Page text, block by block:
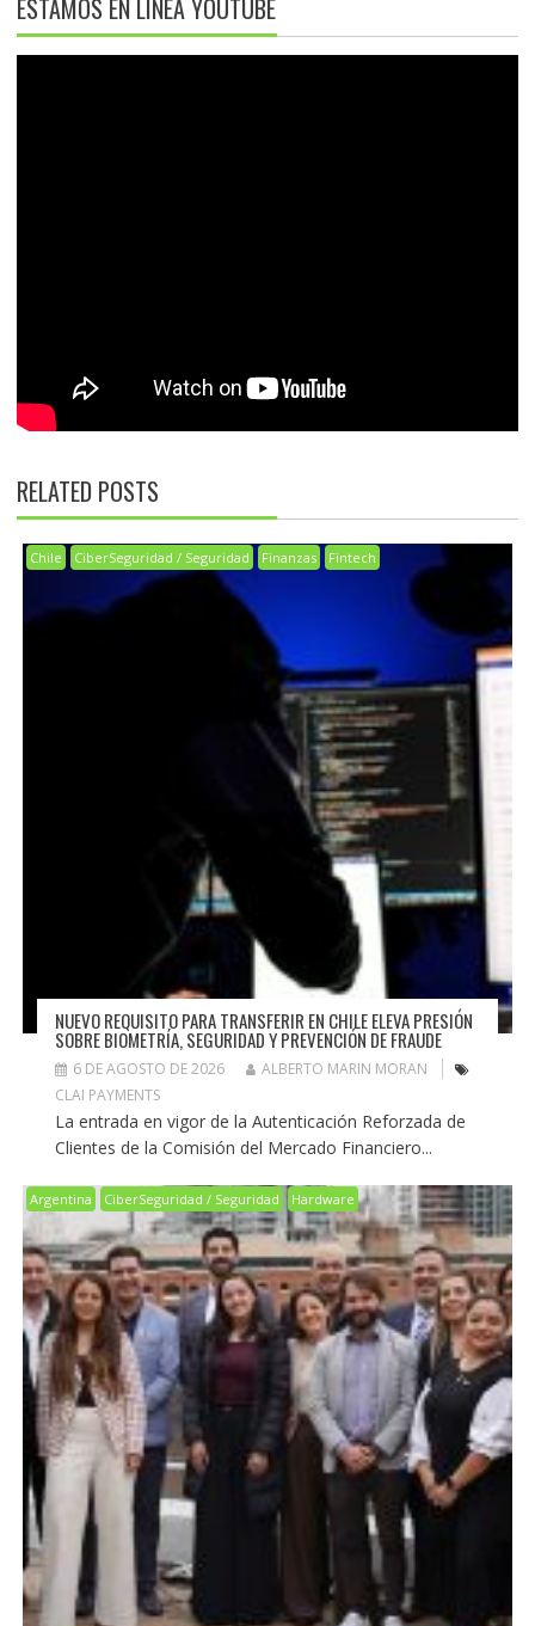
ESTAMOS EN LÍNEA YOUTUBE
RELATED POSTS
Chile CiberSeguridad / Seguridad Finanzas Fintech
NUEVO REQUISITO PARA TRANSFERIR EN CHILE ELEVA PRESIÓN
SOBRE BIOMETRÍA, SEGURIDAD Y PREVENCIÓN DE FRAUDE
6 DE AGOSTO DE 2026
ALBERTO MARIN MORAN
CLAI PAYMENTS
La entrada en vigor de la Autenticación Reforzada de
Clientes de la Comisión del Mercado Financiero...
Argentina CiberSeguridad / Seguridad Hardware